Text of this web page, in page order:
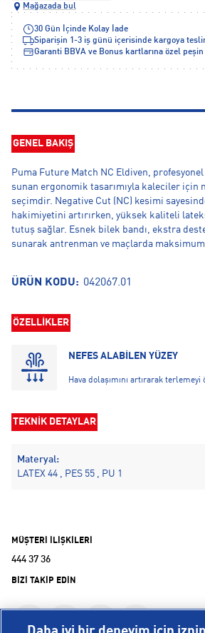
Mağazada bul
30 Gün İçinde Kolay İade
Siparişin 1-3 iş günü içerisinde kargoya
Garanti BBVA ve Bonus kartlarına özel
GENEL BAKIŞ
Puma Future Match NC Eldiven,
sunan ergonomik tasarımıyla kaleciler için
seçimdir. Negative Cut (NC) kesimi
hakimiyetini artırırken, yüksek kaliteli
tutuş sağlar. Esnek bilek bandı, ekstra
sunarak antrenman ve maçlarda
ÜRÜN KODU: 042067.01
ÖZELLİKLER
NEFES ALABİLEN YÜZEY
Hava dolaşımını artırarak terlemeyi
TEKNİK DETAYLAR
Materyal:
LATEX 44 , PES 55 , PU 1
MÜŞTERİ İLİŞKİLERİ
444 37 36
BİZİ TAKİP EDİN